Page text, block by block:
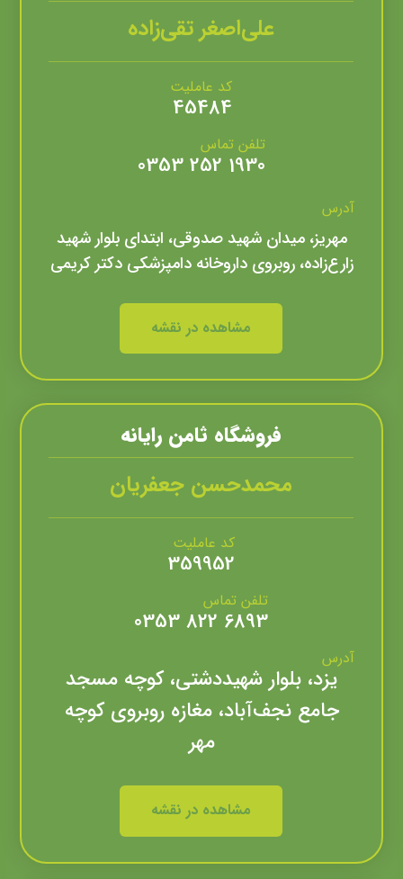
علی‌‌اصغر تقی‌زاده
کد عاملیت
45484
تلفن تماس
1930 252 0353
آدرس
مهریز، میدان شهید صدوقی، ابتدای بلوار شهید
زارع‌زاده، روبروی داروخانه دامپزشکی دکتر کریمی
مشاهده در نقشه
فروشگاه ثامن رايانه
محمدحسن جعفریان
کد عاملیت
359952
تلفن تماس
6893 822 0353
آدرس
یزد، بلوار شهیددشتی، کوچه مسجد
جامع نجف‌آباد، مغازه روبروی کوچه
مهر
مشاهده در نقشه